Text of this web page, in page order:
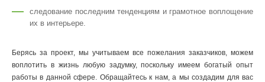
следование последним тенденциям и грамотное воплощение
их в интерьере.
Берясь за проект, мы учитываем все пожелания заказчиков, можем
воплотить в жизнь любую задумку, поскольку имеем богатый опыт
работы в данной сфере. Обращайтесь к нам, а мы создадим для вас